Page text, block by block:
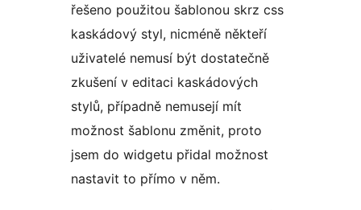
řešeno použitou šablonou skrz css
kaskádový styl, nicméně někteří
uživatelé nemusí být dostatečně
zkušení v editaci kaskádových
stylů, případně nemusejí mít
možnost šablonu změnit, proto
jsem do widgetu přidal možnost
nastavit to přímo v něm.